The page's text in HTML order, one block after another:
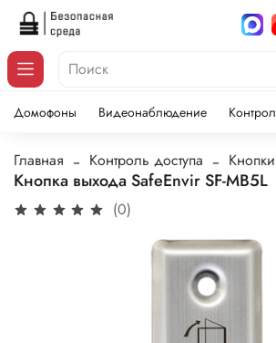
Домофоны Видеонаблюдение
Главная Контроль доступа
Кнопка выхода SafeEnvir SF-MB5L
(0)